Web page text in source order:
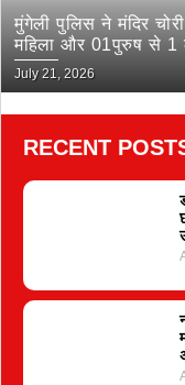
मुंगेली पुलिस ने मंदिर
महिला और 01पुरुष से
भेजा जेल
July 21, 2026
RECENT